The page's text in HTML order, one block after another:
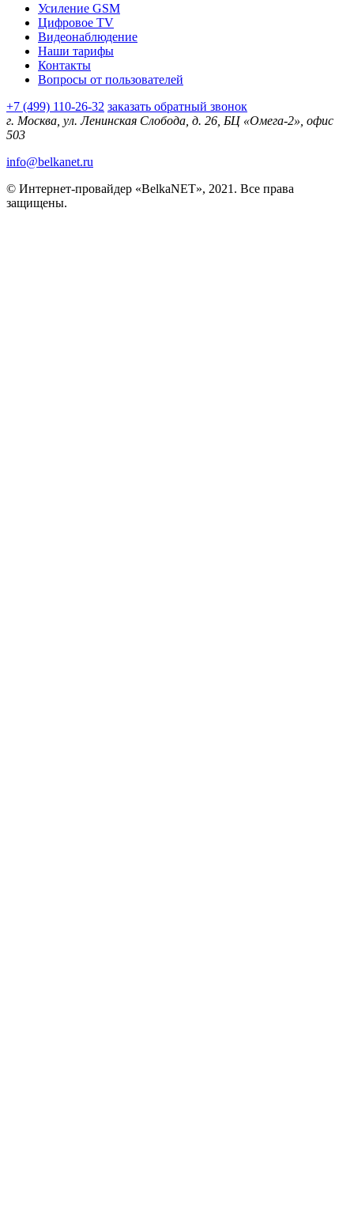
Усиление GSM
Цифровое TV
Видеонаблюдение
Наши тарифы
Контакты
Вопросы от пользователей
+7 (499) 110-26-32 заказать обратный звонок
г. Москва, ул. Ленинская Слобода, д. 26, БЦ «Омега-2», офис
503
info@belkanet.ru
© Интернет-провайдер «BelkaNET», 2021. Все права
защищены.